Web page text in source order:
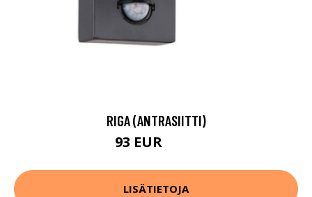
RIGA (ANTRASIITTI)
93 EUR
LISÄTIETOJA